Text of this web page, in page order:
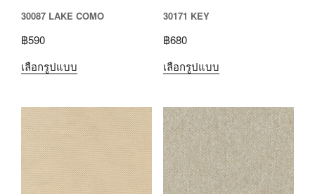
30087 LAKE COMO
฿590
เลือกรูปแบบ
30171 KEY
฿680
เลือกรูปแบบ